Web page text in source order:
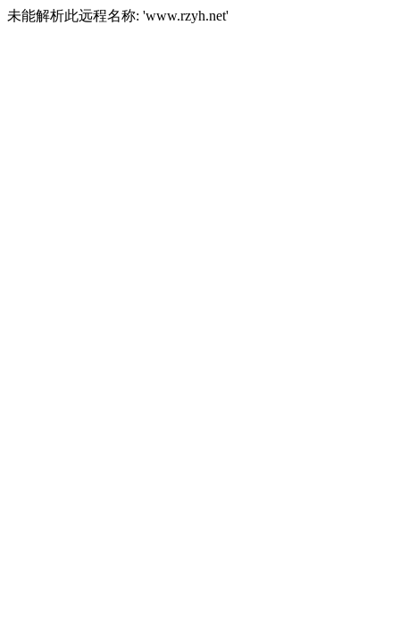
未能解析此远程名称: 'www.rzyh.net'